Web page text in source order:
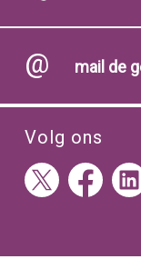
mail de
Volg ons